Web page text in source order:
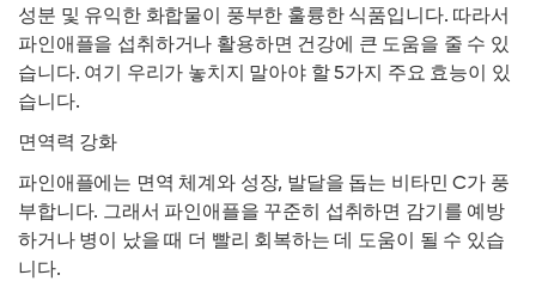
성분 및 유익한 화합물이 풍부한 훌륭한 식품입니다. 따라서
파인애플을 섭취하거나 활용하면 건강에 큰 도움을 줄 수 있
습니다. 여기 우리가 놓치지 말아야 할 5가지 주요 효능이 있
습니다.
면역력 강화
파인애플에는 면역 체계와 성장, 발달을 돕는 비타민 C가 풍
부합니다. 그래서 파인애플을 꾸준히 섭취하면 감기를 예방
하거나 병이 났을 때 더 빨리 회복하는 데 도움이 될 수 있습
니다.